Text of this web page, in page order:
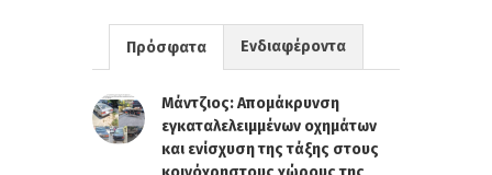
Πρόσφατα Ενδιαφέροντα
Μάντζιος: Απομάκρυνση
εγκαταλελειμμένων οχημάτων
και ενίσχυση της τάξης στους